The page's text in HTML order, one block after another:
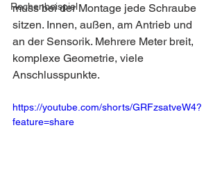
Rechenbeispiel
muss bei der Montage jede Schraube
sitzen. Innen, außen, am Antrieb und
an der Sensorik. Mehrere Meter breit,
komplexe Geometrie, viele
Anschlusspunkte.
https://youtube.com/shorts/GRFzsatveW4?
feature=share